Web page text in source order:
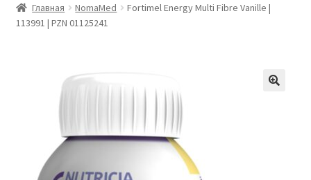
Виды доставки
Контакты
Мой аккаунт
Главная NomaMed
Fortimel Energy Multi Fibre Vanille |
113991 | PZN 01125241